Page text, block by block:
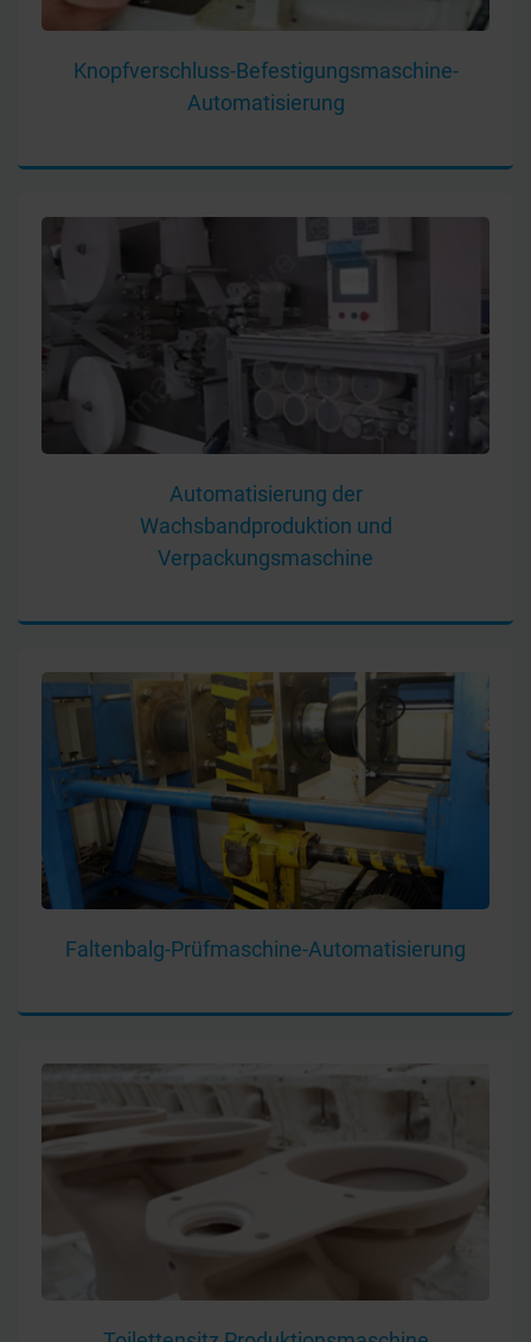
Knopfverschluss-Befestigungsmaschine-
Automatisierung
Automatisierung der
Wachsbandproduktion und
Verpackungsmaschine
Faltenbalg-Prüfmaschine-Automatisierung